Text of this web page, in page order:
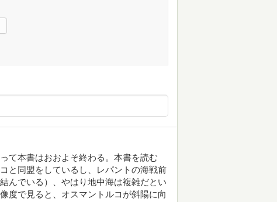
て本書はおおよそ終わる。本書を読む
と同盟をしているし、レパントの海戦前
んでいる）、やはり地中海は複雑だとい
度で見ると、オスマントルコが斜陽に向